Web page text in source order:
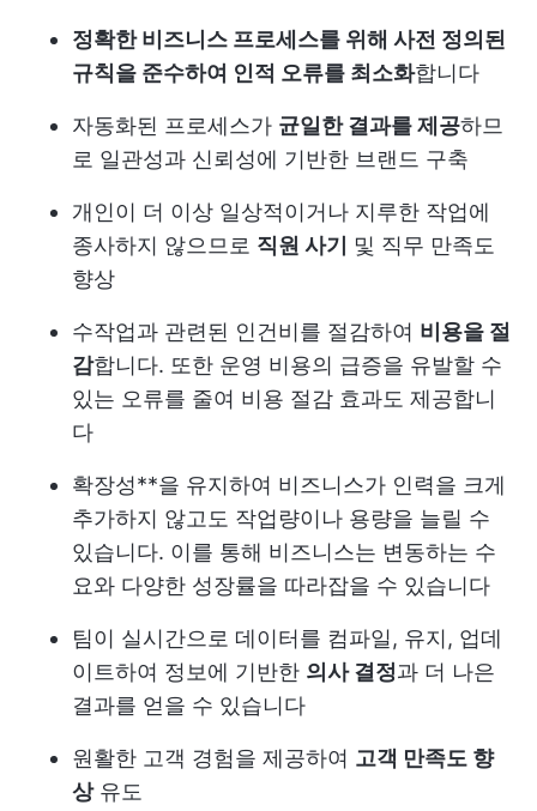
정확한 비즈니스 프로세스를 위해 사전 정의된
규칙을 준수하여 인적 오류를 최소화합니다
자동화된 프로세스가 균일한 결과를 제공하므
로 일관성과 신뢰성에 기반한 브랜드 구축
개인이 더 이상 일상적이거나 지루한 작업에
종사하지 않으므로 직원 사기 및 직무 만족도
향상
수작업과 관련된 인건비를 절감하여 비용을 절
감합니다. 또한 운영 비용의 급증을 유발할 수
있는 오류를 줄여 비용 절감 효과도 제공합니
다
확장성**을 유지하여 비즈니스가 인력을 크게
추가하지 않고도 작업량이나 용량을 늘릴 수
있습니다. 이를 통해 비즈니스는 변동하는 수
요와 다양한 성장률을 따라잡을 수 있습니다
팀이 실시간으로 데이터를 컴파일, 유지, 업데
이트하여 정보에 기반한 의사 결정과 더 나은
결과를 얻을 수 있습니다
원활한 고객 경험을 제공하여 고객 만족도 향
상유도